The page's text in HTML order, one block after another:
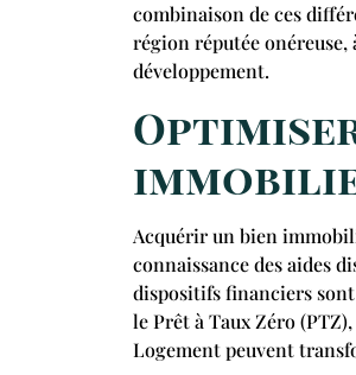
combinaison de ces
région réputée onéreuse,
développement.
Acquérir un bien
connaissance des aides
dispositifs financiers
le Prêt à Taux Zéro
Logement peuvent